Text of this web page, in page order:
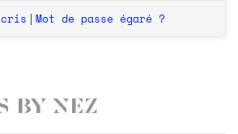
| Mot de passe égaré ?
by Nez